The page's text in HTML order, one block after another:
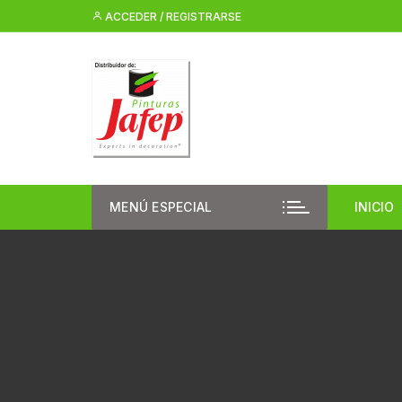
al
ACCEDER / REGISTRARSE
MENÚ ESPECIAL INICIO